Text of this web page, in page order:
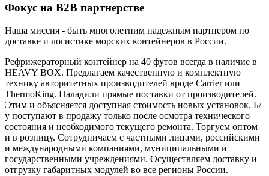
Фокус на B2B партнерстве
Наша миссия - быть многолетним надежным партнером по
доставке и логистике морских контейнеров в России.
Рефрижераторный контейнер на 40 футов всегда в наличие в
HEAVY BOX. Предлагаем качественную и комплектную
технику авторитетных производителей вроде Carrier или
ThermoKing. Наладили прямые поставки от производителей.
Этим и объясняется доступная стоимость новых установок. Б/
у поступают в продажу только после осмотра технического
состояния и необходимого текущего ремонта. Торгуем оптом
и в розницу. Сотрудничаем с частными лицами, российскими
и международными компаниями, муниципальными и
государственными учреждениями. Осуществляем доставку и
отгрузку габаритных модулей во все регионы России.